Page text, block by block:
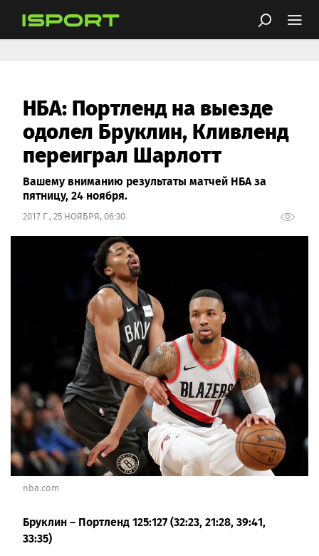
НБА: Портленд на выезде
одолел Бруклин, Кливленд
переиграл Шарлотт
Вашему вниманию результаты матчей НБА за
пятницу, 24 ноября.
2017 Г., 25 НОЯБРЯ, 06:30
nba.com
Бруклин – Портленд 125:127 (32:23, 21:28, 39:41,
33:35)